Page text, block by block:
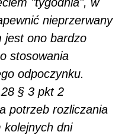
"tygodnia", w
nieprzerwany
jest ono bardzo
stosowania
odpoczynku.
§ 3 pkt 2
potrzeb rozliczania
kolejnych dni